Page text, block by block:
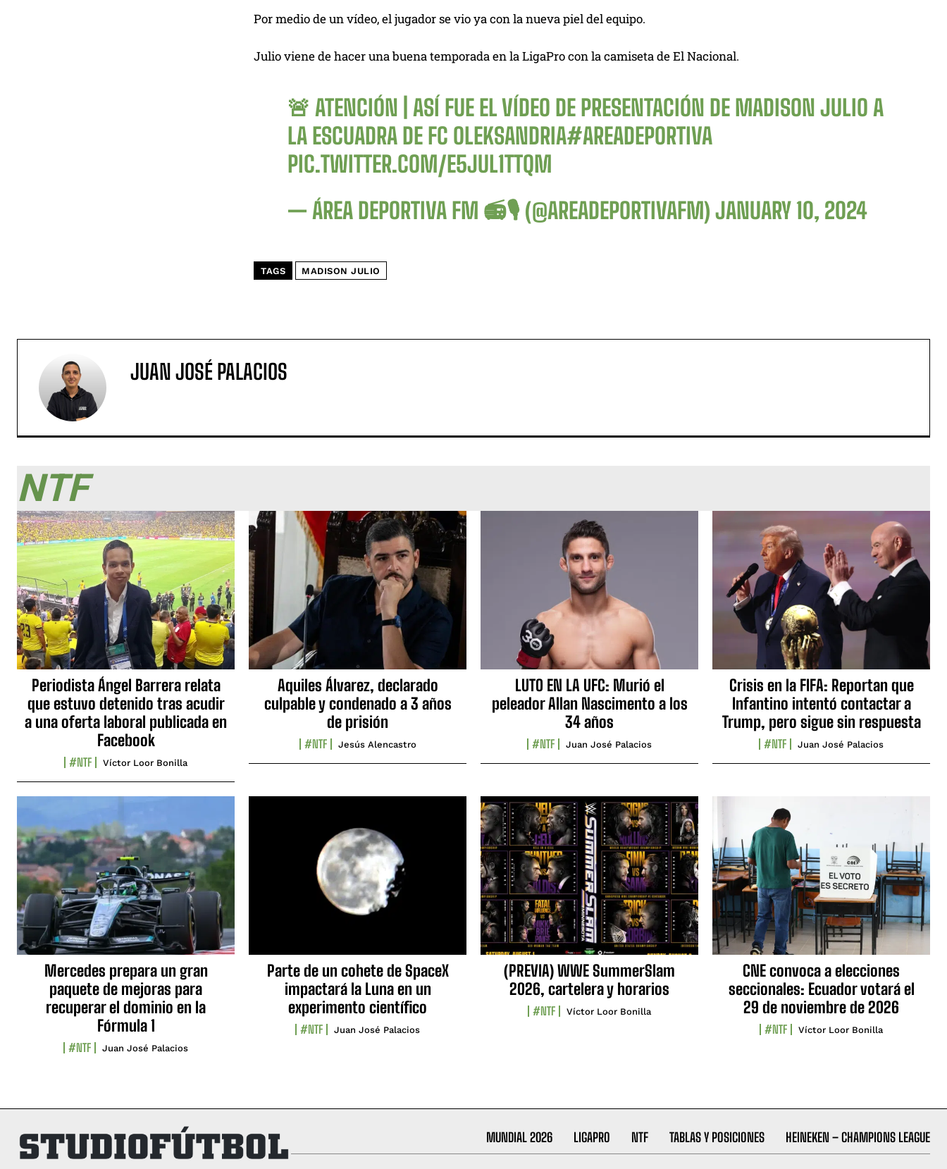
Por medio de un vídeo, el jugador se vio ya con la nueva piel del equipo.
Julio viene de hacer una buena temporada en la LigaPro con la camiseta de El Nacional.
🚨 ATENCIÓN | ASÍ FUE EL VÍDEO DE PRESENTACIÓN DE MADISON JULIO A
LA ESCUADRA DE FC OLEKSANDRIA#AREADEPORTIVA
PIC.TWITTER.COM/E5JUL1TTQM
— ÁREA DEPORTIVA FM 📻🎙 (@AREADEPORTIVAFM) JANUARY 10, 2024
TAGS MADISON JULIO
JUAN JOSÉ PALACIOS
NTF
Periodista Ángel Barrera relata
que estuvo detenido tras acudir
a una oferta laboral publicada en
Facebook
#NTF Víctor Loor Bonilla
Aquiles Álvarez, declarado
culpable y condenado a 3 años
de prisión
#NTF Jesús Alencastro
LUTO EN LA UFC: Murió el
peleador Allan Nascimento a los
34 años
#NTF Juan José Palacios
Crisis en la FIFA: Reportan que
Infantino intentó contactar a
Trump, pero sigue sin respuesta
#NTF Juan José Palacios
Mercedes prepara un gran
paquete de mejoras para
recuperar el dominio en la
Fórmula 1
#NTF Juan José Palacios
Parte de un cohete de SpaceX
impactará la Luna en un
experimento científico
#NTF Juan José Palacios
(PREVIA) WWE SummerSlam
2026, cartelera y horarios
#NTF Víctor Loor Bonilla
CNE convoca a elecciones
seccionales: Ecuador votará el
29 de noviembre de 2026
#NTF Víctor Loor Bonilla
MUNDIAL 2026 LIGAPRO NTF TABLAS Y POSICIONES HEINEKEN – CHAMPIONS LEAGUE